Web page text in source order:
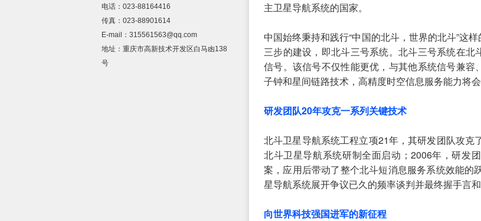
电话：023-88164416
传真：023-88901614
E-mail：315561563@qq.com
地址：重庆市高新技术开发区白马凼138
号
主卫星导航系统的国家。
中国始终秉持和践行“中国的北斗，世界的北斗”这
三步的建设，即北斗三号系统。北斗三号系统在
信号。该信号不仅性能更优，与其他系统信号兼
子钟和星间链路技术，高精度时空信息服务能力将
研发团队20年攻克一系列关键技术
北斗卫星导航系统工程立项21年，其研发团队攻克
北斗卫星导航系统研制全面启动；2006年，研发
案，应用后带动了整个北斗短消息服务系统效能的
星导航系统展开争议已久的频率谈判并最终握手言和
向世界科技强国进军的新征程